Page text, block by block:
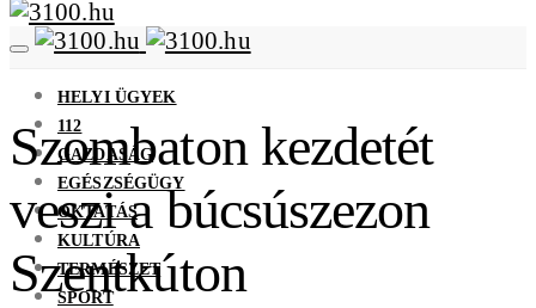
HELYI ÜGYEK
112
GAZDASÁG
EGÉSZSÉGÜGY
OKTATÁS
KULTÚRA
TERMÉSZET
SPORT
Szombaton kezdetét
veszi a búcsúszezon
Szentkúton